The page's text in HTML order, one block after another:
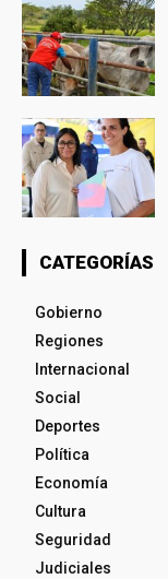
CATEGORÍAS
Gobierno
Regiones
Internacional
Social
Deportes
Política
Economía
Cultura
Seguridad
Judiciales